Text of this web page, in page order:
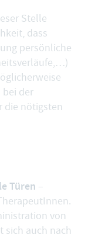
Stelle
dass
persönliche
bei der
die nötigsten
Türen –
von
auch nach